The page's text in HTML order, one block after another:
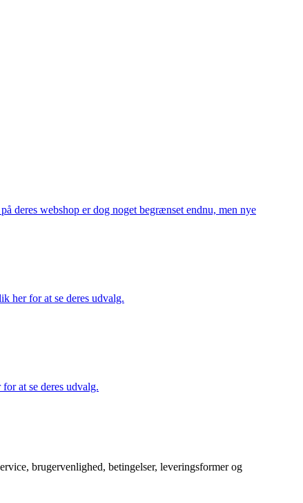
deres webshop er dog noget begrænset endnu, men nye
her for at se deres udvalg.
at se deres udvalg.
brugervenlighed, betingelser, leveringsformer og